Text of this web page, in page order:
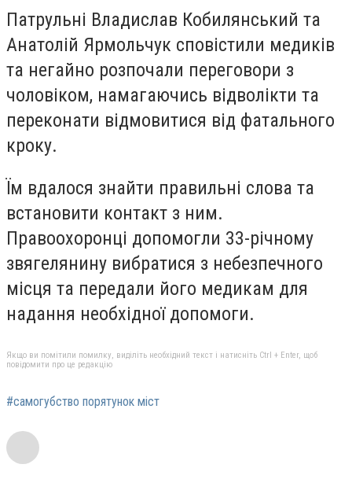
Патрульні Владислав Кобилянський та
Анатолій Ярмольчук сповістили медиків
та негайно розпочали переговори з
чоловіком, намагаючись відволікти та
переконати відмовитися від фатального
кроку.
Їм вдалося знайти правильні слова та
встановити контакт з ним.
Правоохоронці допомогли 33-річному
звягелянину вибратися з небезпечного
місця та передали його медикам для
надання необхідної допомоги.
Якщо ви помітили помилку, виділіть необхідний текст і натисніть Ctrl + Enter, щоб
повідомити про це редакцію
#самогубство порятунок міст